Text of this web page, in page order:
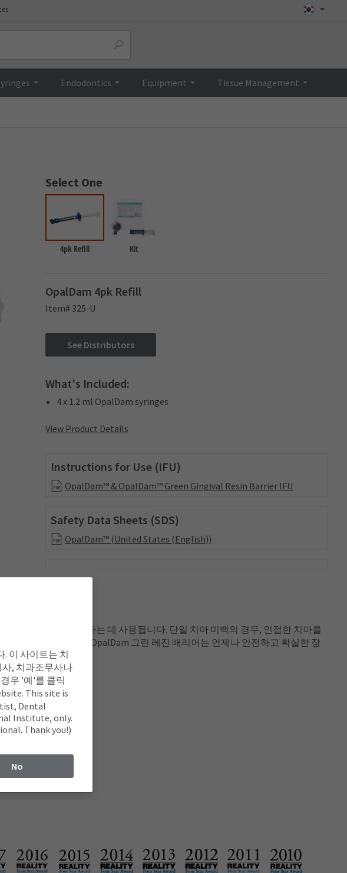
Endodontics Equipment Tissue Management
Select One
4pk Refill Kit
OpalDam 4pk Refill
Item# 325-U
See Distributors
What's Included:
4 x 1.2 ml OpalDam syringes
View Product Details
Instructions for Use (IFU)
OpalDam™ & OpalDam™ Green Gingival Resin Barrier IFU
Safety Data Sheets (SDS)
OpalDam™ (United States (English))
접한 조직을 격리하는 데 사용됩니다. 단일 치아 미백의 경우, 인접한 치아를
성을 최소화합니다. OpalDam 그린 레진 배리어는 언제나 안전하고 확실한 장
이 사이트는 치
, 치과조무사나
우 '예'를 클릭
This site is
Dental
Institute, only.
Thank you!)
No